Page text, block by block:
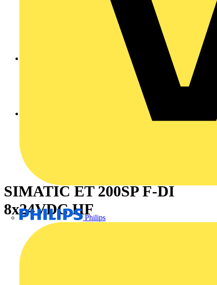
Philips
SIMATIC ET 200SP F-DI
8x24VDC HF